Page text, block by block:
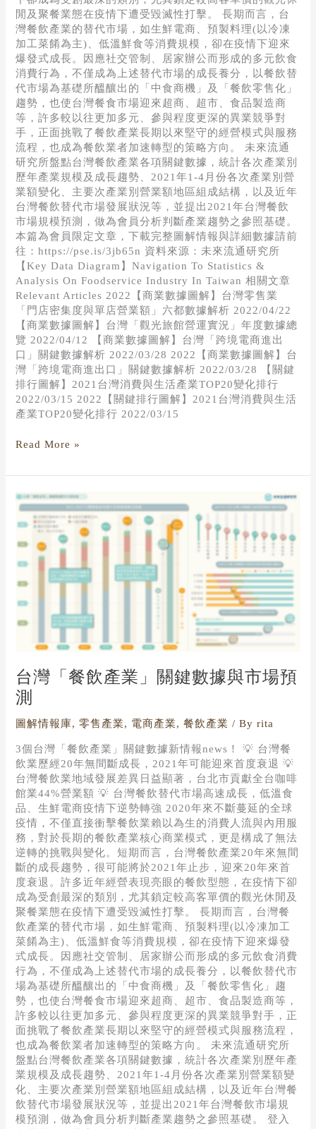
閒及聚餐業態在疫情下遭受毀滅性打擊。 長期而言，台
灣餐飲產業的替代市場，如生鮮電商、預製料理(以冷凍
加工菜餚為主)、低溫鮮食等消費規模，卻在疫情下迎來
爆發式成長。因應社交管制、居家辦公而形成的多元飲食
消費行為，不僅成為上述替代市場的成長養分，以餐飲替
代市場為基礎所醞釀出的「中食商機」及「餐飲零售化」
趨勢，也使台灣餐食市場迎來超商、超市、食品製造商
等，許多較以往更加多元、參與程度更深的異業競爭對
手，正面挑戰了餐飲產業長期以來堅守的經營模式與服務
流程，也成為餐飲業者加速轉型的策略方向。 未來流通
研究所盤點台灣餐飲產業各項關鍵數據，統計各次產業別
歷年產業規模及成長趨勢、2021年1-4月份各次產業別營
業額變化、主要次產業別營業額地區組成結構，以及近年
台灣餐飲替代市場發展狀況等，並提出2021年台灣餐飲
市場規模預測，做為會員分析判斷產業趨勢之參照基礎。
本篇為會員限定文章，下載完整圖解情報與詳細數據請前
往：https://pse.is/3jb65n 資料來源：未來流通研究所
【Key Data Diagram】Navigation To Statistics &
Analysis On Foodservice Industry In Taiwan 相關文章
Relevant Articles 2022【商業數據圖解】台灣零售業
「門店密集度與單店營業額」六都數據解析 2022/04/22
【商業數據圖解】台灣「觀光旅館營運實況」年度數據總
覽 2022/04/12 【商業數據圖解】台灣「跨境電商進出
口」關鍵數據解析 2022/03/28 2022【商業數據圖解】台
灣「跨境電商進出口」關鍵數據解析 2022/03/28 【關鍵
排行圖解】2021台灣消費與生活產業TOP20變化排行
2022/03/15 2022【關鍵排行圖解】2021台灣消費與生活
產業TOP20變化排行 2022/03/15
Read More »
台灣「餐飲產業」關鍵數據與市場預
測
圖解情報庫,零售產業, 電商產業,餐飲產業 / Byrita
3個台灣「餐飲產業」關鍵數據新情報news！ 💡 台灣餐
飲業歷經20年無間斷成長，2021年可能迎來首度衰退 💡
台灣餐飲業地域發展差異日益顯著，台北市貢獻全台咖啡
館業44%營業額 💡 台灣餐飲替代市場高速成長，低溫食
品、生鮮電商疫情下逆勢轉強 2020年來不斷蔓延的全球
疫情，不僅直接衝擊餐飲業賴以為生的消費人流與內用服
務，對於長期的餐飲產業核心商業模式，更是構成了無法
逆轉的挑戰與變化。短期而言，台灣餐飲產業20年來無間
斷的成長趨勢，很可能將於2021年止步，迎來20年來首
度衰退。許多近年經營表現亮眼的餐飲型態，在疫情下卻
成為受創最深的類別，尤其鎖定較高客單價的觀光休閒及
聚餐業態在疫情下遭受毀滅性打擊。 長期而言，台灣餐
飲產業的替代市場，如生鮮電商、預製料理(以冷凍加工
菜餚為主)、低溫鮮食等消費規模，卻在疫情下迎來爆發
式成長。因應社交管制、居家辦公而形成的多元飲食消費
行為，不僅成為上述替代市場的成長養分，以餐飲替代市
場為基礎所醞釀出的「中食商機」及「餐飲零售化」趨
勢，也使台灣餐食市場迎來超商、超市、食品製造商等，
許多較以往更加多元、參與程度更深的異業競爭對手，正
面挑戰了餐飲產業長期以來堅守的經營模式與服務流程，
也成為餐飲業者加速轉型的策略方向。 未來流通研究所
盤點台灣餐飲產業各項關鍵數據，統計各次產業別歷年產
業規模及成長趨勢、2021年1-4月份各次產業別營業額變
化、主要次產業別營業額地區組成結構，以及近年台灣餐
飲替代市場發展狀況等，並提出2021年台灣餐飲市場規
模預測，做為會員分析判斷產業趨勢之參照基礎。 登入
台
灣
「餐
飲
關
鍵
場
預
測